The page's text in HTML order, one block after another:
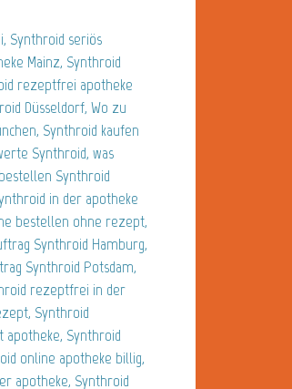
Synthroid seriös
Mainz, Synthroid
rezeptfrei apotheke
Düsseldorf, Wo zu
Synthroid kaufen
Synthroid, was
Synthroid
in der apotheke
bestellen ohne rezept,
Synthroid Hamburg,
Synthroid Potsdam,
rezeptfrei in der
Synthroid
Synthroid
online apotheke billig,
apotheke, Synthroid